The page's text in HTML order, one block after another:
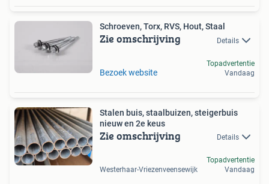
Schroeven, Torx, RVS, Hout, Staal
Zie omschrijving Details
Bezoek website
Topadvertentie
Vandaag
Stalen buis, staalbuizen, steigerbuis
nieuw en 2e keus
Zie omschrijving Details
Westerhaar-Vriezenveensewijk
Topadvertentie
Vandaag